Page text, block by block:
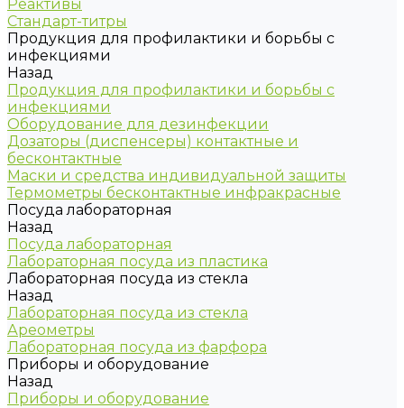
Реактивы
Стандарт-титры
Продукция для профилактики и борьбы с
инфекциями
Назад
Продукция для профилактики и борьбы с
инфекциями
Оборудование для дезинфекции
Дозаторы (диспенсеры) контактные и
бесконтактные
Маски и средства индивидуальной защиты
Термометры бесконтактные инфракрасные
Посуда лабораторная
Назад
Посуда лабораторная
Лабораторная посуда из пластика
Лабораторная посуда из стекла
Назад
Лабораторная посуда из стекла
Ареометры
Лабораторная посуда из фарфора
Приборы и оборудование
Назад
Приборы и оборудование